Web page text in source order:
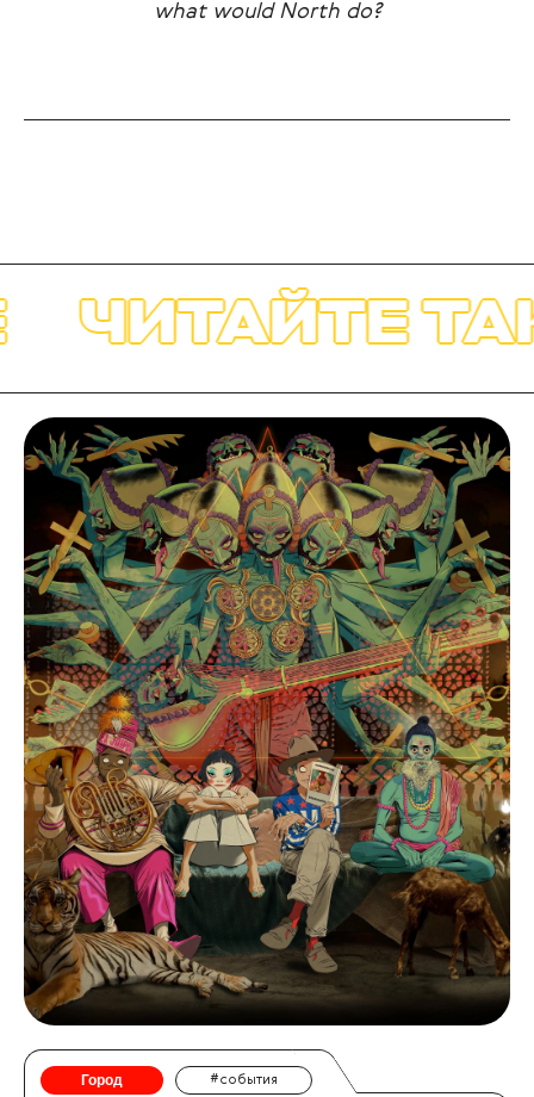
what would North do?
ЧИТАЙТЕ
Город #события